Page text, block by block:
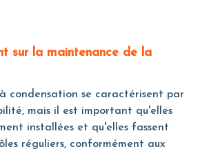
condensation se caractérisent par
mais il est important qu'elles
installées et qu'elles fassent
réguliers, conformément aux